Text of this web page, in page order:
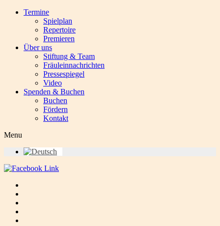
Termine
Spielplan
Repertoire
Premieren
Über uns
Stiftung & Team
Fräuleinnachrichten
Pressespiegel
Video
Spenden & Buchen
Buchen
Fördern
Kontakt
Menu